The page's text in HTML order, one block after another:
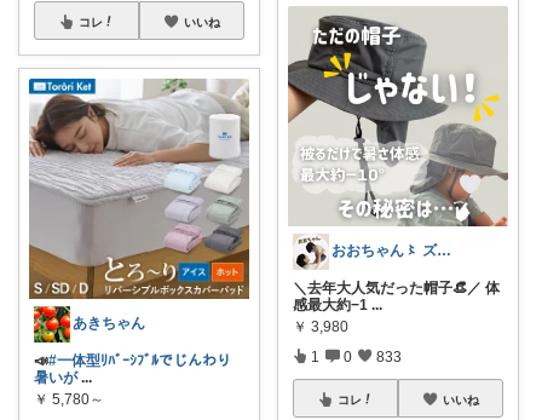
コレ いいね
あきちゃん
📣#一体型ﾘﾊﾞｰｼﾌﾞﾙでじんわり
暑いが ...
￥ 5,780～
おおちゃん〻 ズボラママ必見便利アイテム
＼去年大人気だった帽子👒／ 体
感最大約−1 ...
￥ 3,980
1 0 833
コレ いいね